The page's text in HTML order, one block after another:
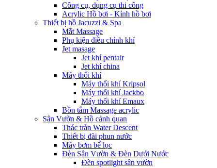
Công cụ, dụng cụ thi công
Acrylic Hồ bơi - Kính hồ bơi
Thiết bị hồ Jacuzzi & Spa
Mắt Massage
Phụ kiện điều chỉnh khí
Jet masage
Jet khí pentair
Jet khí china
Máy thổi khí
Máy thổi khí Kripsol
Máy thổi khí Jackbo
Máy thổi khí Emaux
Bồn tắm Massage acrylic
Sân Vườn & Hồ cảnh quan
Thác tràn Water Descent
Thiết bị đài phun nước
Máy bơm bể lọc
Đèn Sân Vườn & Đèn Dưới Nước
Đèn spotlight sân vườn